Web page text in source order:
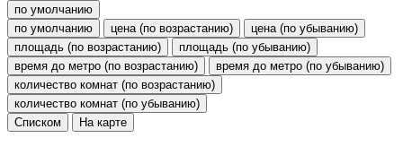
по умолчанию
по умолчанию
цена (по возрастанию)
цена (по убыванию)
площадь (по возрастанию)
площадь (по убыванию)
время до метро (по возрастанию)
время до метро (по убыванию)
количество комнат (по возрастанию)
количество комнат (по убыванию)
Списком
На карте